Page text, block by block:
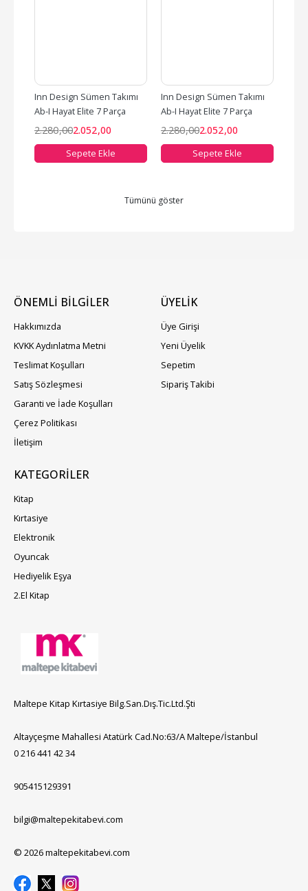
Inn Design Sümen Takımı
Ab-I Hayat Elite 7 Parça
Taba Inn-Es-1012
2.280,002.052,00
Sepete Ekle
Inn Design Sümen Takımı
Ab-I Hayat Elite 7 Parça
Bordo Inn-Es-1011
2.280,002.052,00
Sepete Ekle
Tümünü göster
ÖNEMLİ BİLGİLER
Hakkımızda
KVKK Aydınlatma Metni
Teslimat Koşulları
Satış Sözleşmesi
Garanti ve İade Koşulları
Çerez Politikası
İletişim
ÜYELIK
Üye Girişi
Yeni Üyelik
Sepetim
Sipariş Takibi
KATEGORILER
Kitap
Kırtasiye
Elektronik
Oyuncak
Hediyelik Eşya
2.El Kitap
Maltepe Kitap Kırtasiye Bilg.San.Dış.Tic.Ltd.Şti
Altayçeşme Mahallesi Atatürk Cad.No:63/A Maltepe/İstanbul
0 216 441 42 34
905415129391
bilgi@maltepekitabevi.com
© 2026 maltepekitabevi.com